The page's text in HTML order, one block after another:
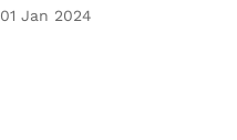
01 Jan 2024